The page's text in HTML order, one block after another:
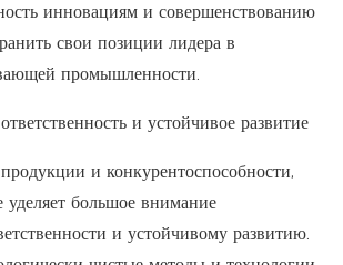
инновациям и совершенствованию
свои позиции лидера в
промышленности.
и устойчивое развитие
и конкурентоспособности,
большое внимание
и устойчивому развитию.